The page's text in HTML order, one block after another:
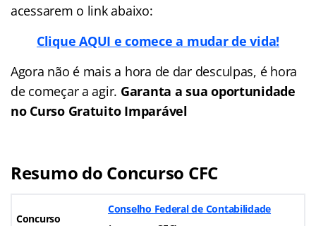
acessarem o link abaixo:
Clique AQUI e comece a mudar de vida!
Agora não é mais a hora de dar desculpas, é hora
de começar a agir. Garanta a sua oportunidade
no Curso Gratuito Imparável
Resumo do Concurso CFC
Concurso
Conselho Federal de Contabilidade